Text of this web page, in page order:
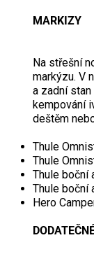
MARKIZY
Na střešní
markýzu. V
a zadní
kempování
deštěm
Thule
Thule
Thule boční
Thule boční
Hero